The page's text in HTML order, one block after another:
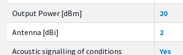
Output Power [dBm]
20
Antenna [dBi]
2
Acoustic signalling of conditions
Yes